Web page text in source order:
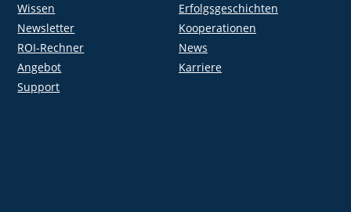
Wissen
Newsletter
ROI-Rechner
Angebot
Support
Erfolgsgeschichten
Kooperationen
News
Karriere